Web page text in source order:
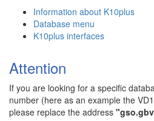
Information about K10plus
Database menu
K10plus interfaces
Attention
If you are looking for a specific
number (here as an example the
please replace the address